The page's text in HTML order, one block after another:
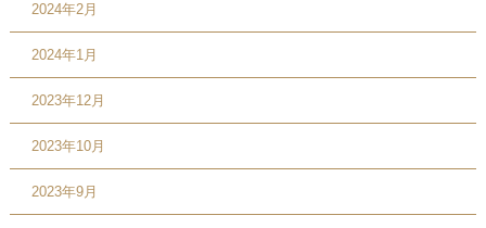
2024年2月
2024年1月
2023年12月
2023年10月
2023年9月